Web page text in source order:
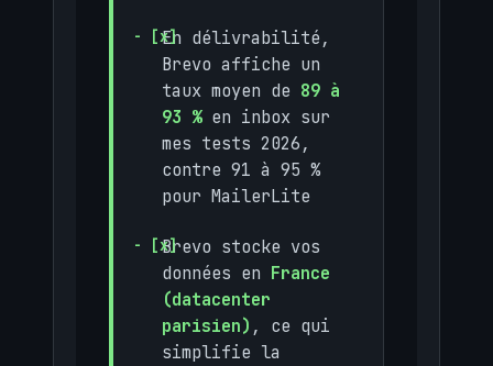
En délivrabilité,
Brevo affiche un
taux moyen de 89 à
93 %en inbox sur
mes tests 2026,
contre 91 à 95 %
pour MailerLite
Brevo stocke vos
données en France
(datacenter
parisien) , ce qui
simplifie la